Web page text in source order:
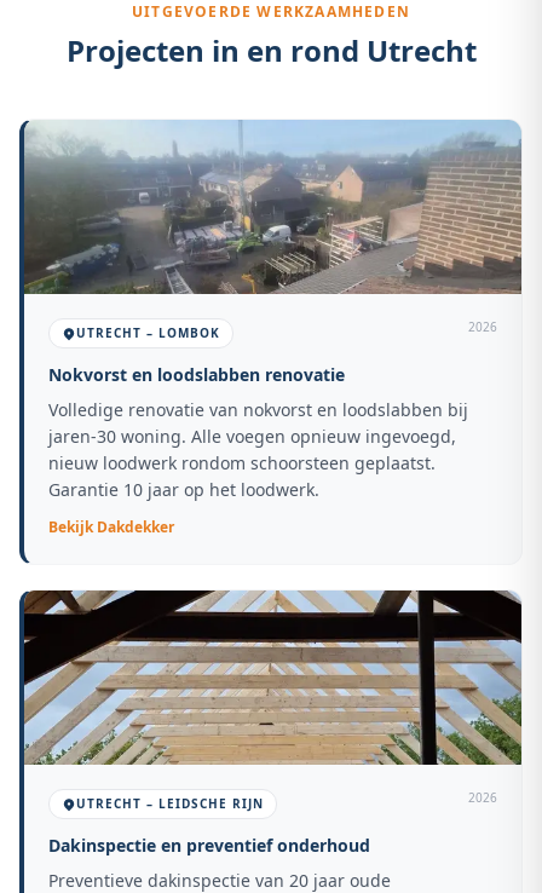
UITGEVOERDE WERKZAAMHEDEN
Projecten in en rond Utrecht
UTRECHT – LOMBOK 2026
Nokvorst en loodslabben renovatie
Volledige renovatie van nokvorst en loodslabben bij
jaren-30 woning. Alle voegen opnieuw ingevoegd,
nieuw loodwerk rondom schoorsteen geplaatst.
Garantie 10 jaar op het loodwerk.
BekijkDakdekker
UTRECHT – LEIDSCHE RIJN 2026
Dakinspectie en preventief onderhoud
Preventieve dakinspectie van 20 jaar oude